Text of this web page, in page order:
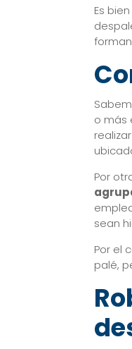
Es
o más
Por
sean
Por el
palé,